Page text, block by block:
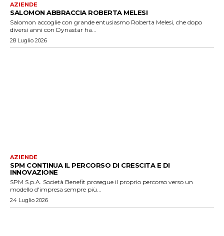
AZIENDE
SALOMON ABBRACCIA ROBERTA MELESI
Salomon accoglie con grande entusiasmo Roberta Melesi, che dopo
diversi anni con Dynastar ha...
28 Luglio 2026
AZIENDE
SPM CONTINUA IL PERCORSO DI CRESCITA E DI
INNOVAZIONE
SPM S.p.A. Società Benefit prosegue il proprio percorso verso un
modello d'impresa sempre più...
24 Luglio 2026